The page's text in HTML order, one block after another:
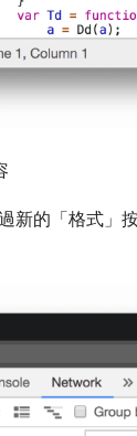
新的「格式」